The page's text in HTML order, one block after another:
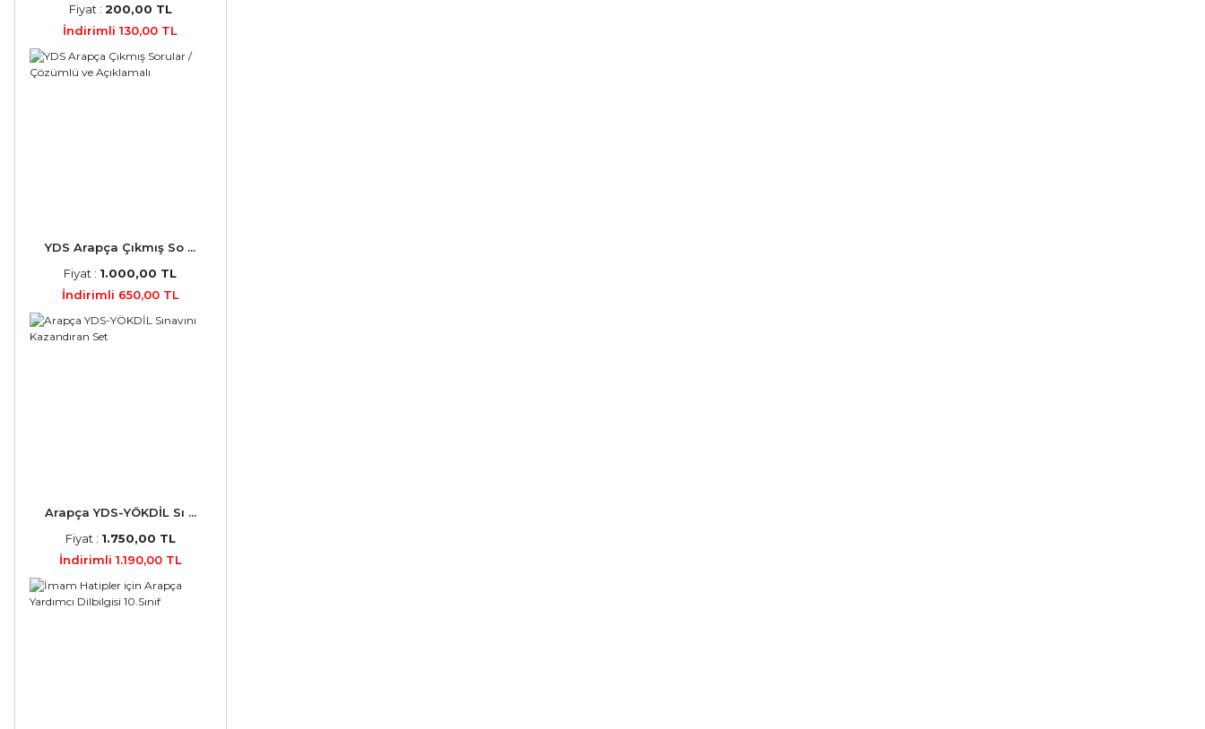
Fiyat : 200,00 TL
İndirimli 130,00 TL
YDS Arapça Çıkmış So ...
Fiyat : 1.000,00 TL
İndirimli 650,00 TL
Arapça YDS-YÖKDİL Sı ...
Fiyat : 1.750,00 TL
İndirimli 1.190,00 TL